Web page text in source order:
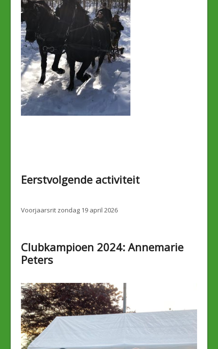
Eerstvolgende activiteit
Voorjaarsrit zondag 19 april 2026
Clubkampioen 2024: Annemarie
Peters